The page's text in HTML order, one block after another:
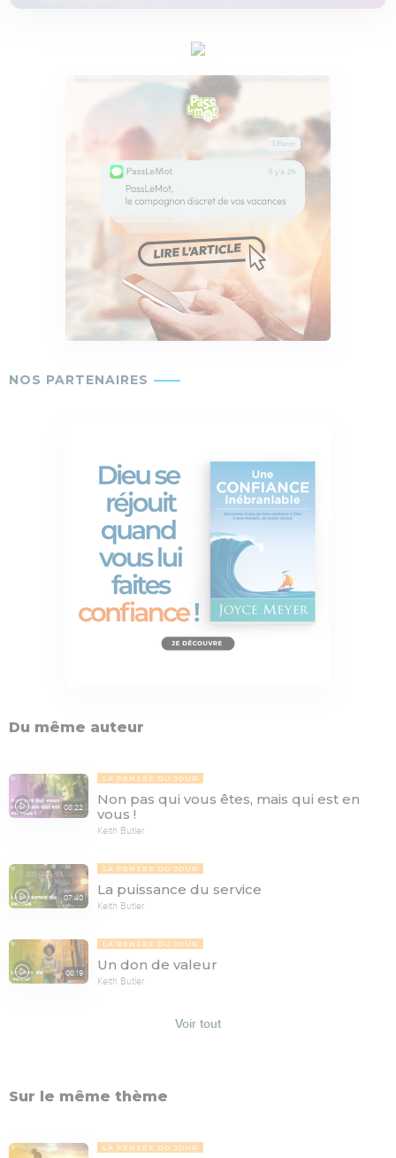
Du même auteur
08:22
LA PENSÉE DU JOUR
Non pas qui vous êtes, mais qui est en
vous !
Keith Butler
07:40
LA PENSÉE DU JOUR
La puissance du service
Keith Butler
08:19
LA PENSÉE DU JOUR
Un don de valeur
Keith Butler
Voir tout
Sur le même thème
LA PENSÉE DU JOUR